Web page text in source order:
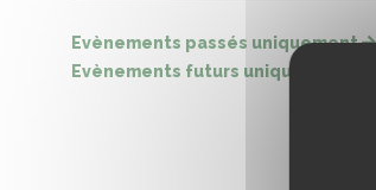
Evènements passés uniquement
Evènements futurs uniquement